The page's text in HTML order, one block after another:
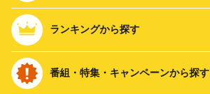
ランキングから探す
番組・特集・キャンペーンから探す